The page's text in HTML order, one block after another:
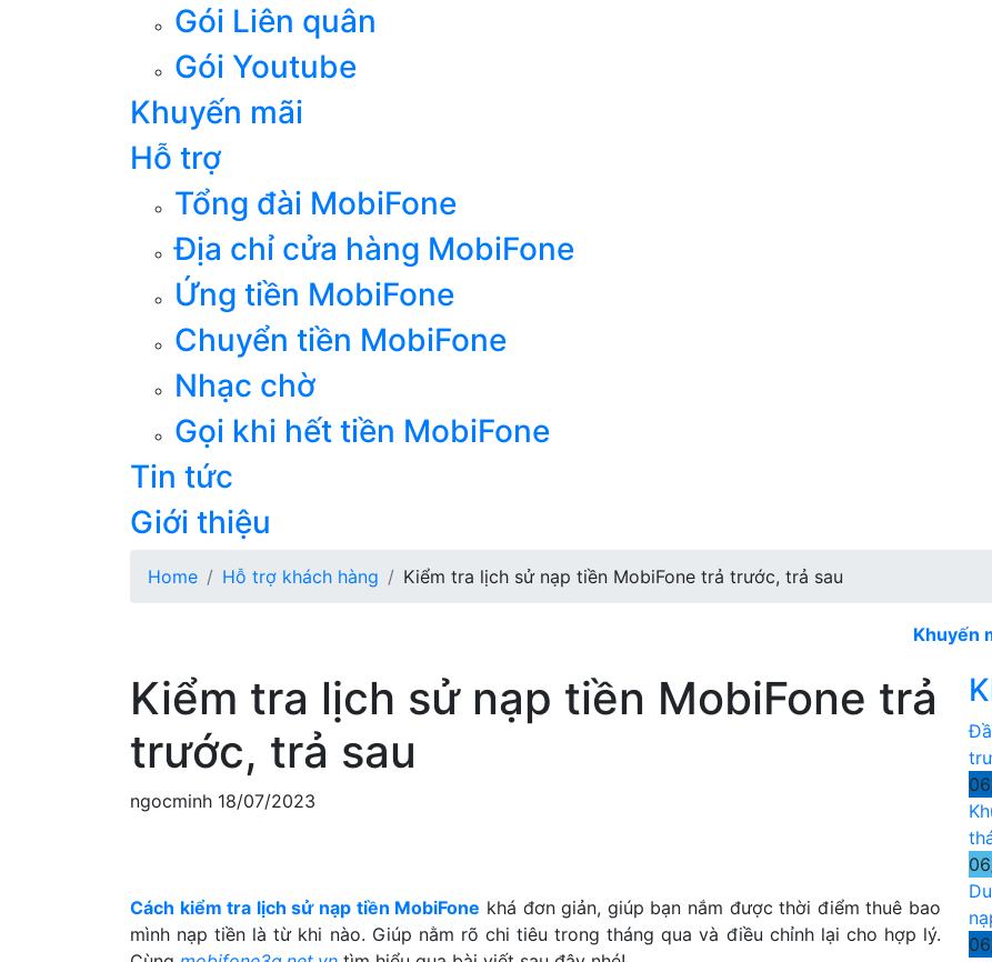
Gói Liên quân
Gói Youtube
Khuyến mãi
Hỗ trợ
Tổng đài MobiFone
Địa chỉ cửa hàng MobiFone
Ứng tiền MobiFone
Chuyển tiền MobiFone
Nhạc chờ
Gọi khi hết tiền MobiFone
Tin tức
Giới thiệu
Home Hỗ trợ khách hàng Kiểm tra lịch sử nạp tiền MobiFone trả trước, trả sau
Khuyến mãi
Kiểm tra lịch sử nạp tiền MobiFone trả
trước, trả sau
ngocminh 18/07/2023
Cách kiểm tra lịch sử nạp tiền MobiFone khá đơn giản, giúp bạn nắm được thời điểm thuê bao
mình nạp tiền là từ khi nào. Giúp nằm rõ chi tiêu trong tháng qua và điều chỉnh lại cho hợp lý.